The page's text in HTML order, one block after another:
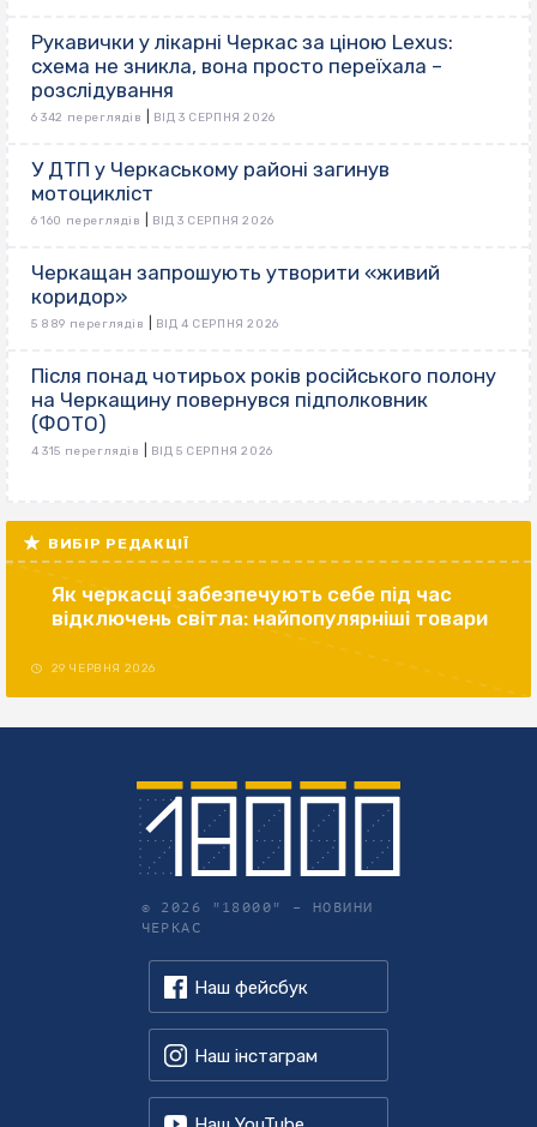
Рукавички у лікарні Черкас за ціною Lexus:
схема не зникла, вона просто переїхала –
розслідування
6 342 переглядів ВІД 3 СЕРПНЯ 2026
У ДТП у Черкаському районі загинув
мотоцикліст
6 160 переглядів ВІД 3 СЕРПНЯ 2026
Черкащан запрошують утворити «живий
коридор»
5 889 переглядів ВІД 4 СЕРПНЯ 2026
Після понад чотирьох років російського полону
на Черкащину повернувся підполковник
(ФОТО)
4 315 переглядів ВІД 5 СЕРПНЯ 2026
ВИБІР РЕДАКЦІЇ
Як черкасці забезпечують себе під час
відключень світла: найпопулярніші товари
29 ЧЕРВНЯ 2026
© 2026 "18000" – НОВИНИ
ЧЕРКАС
Наш фейсбук
Наш інстаграм